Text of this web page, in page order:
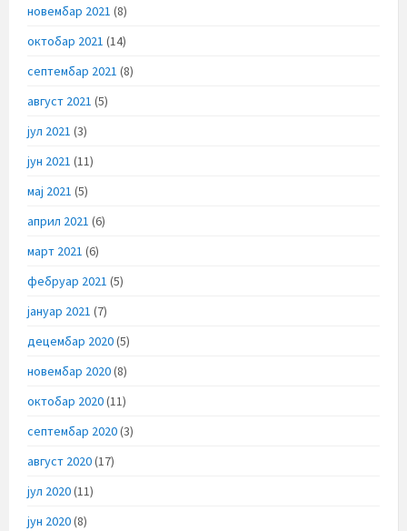
новембар 2021 (8)
октобар 2021 (14)
септембар 2021 (8)
август 2021 (5)
јул 2021 (3)
јун 2021 (11)
мај 2021 (5)
април 2021 (6)
март 2021 (6)
фебруар 2021 (5)
јануар 2021 (7)
децембар 2020(5)
новембар 2020(8)
октобар 2020(11)
септембар 2020(3)
август 2020(17)
јул 2020(11)
јун 2020(8)